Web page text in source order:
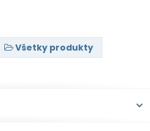
Všetky produkty